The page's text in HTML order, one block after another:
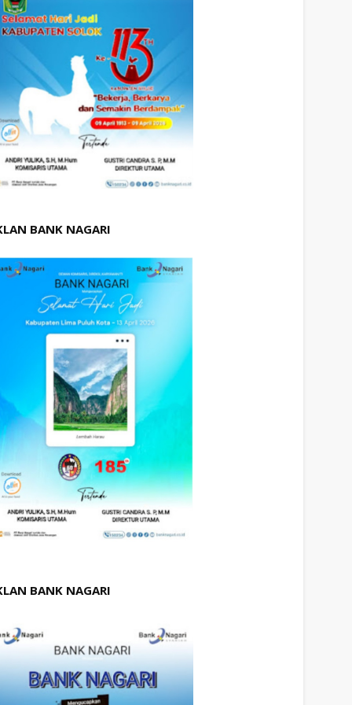
BANK NAGARI
BANK NAGARI